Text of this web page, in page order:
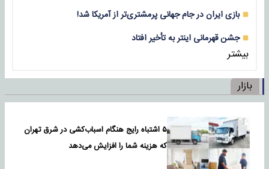
بازی‌ ایران در جام جهانی پرمشتری‌تر از آمریکا شد!
جشن قهرمانی اینتر به تأخیر افتاد
بیشتر
بازار
۵ اشتباه رایج هنگام اسباب‌کشی در شرق تهران
که هزینه شما را افزایش می‌دهد